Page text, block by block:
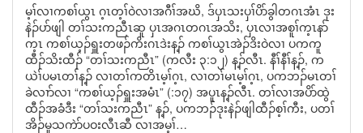
မ့ၢ်လၢကစၢ်ယွၤ ဂ့ၤတ့ၢ်ဝဲလၢအဂီၢ်အဃိ, ဒ်ပှၤသးပှၢ်ပိာ်ခွါတဂၤအံၤ ဒုး
နဲၣ်ပာ်ဖျါ တၢ်သးကညီၤဆူ ပှၤအဂၤတဂၤအသိး, ပှၤလၢအစူၢ်က့ၤနာ်
က့ၤ ကစၢ်ယ့ၣ်ရှူးတဖၣ်ကိးဂၤဒဲးန့ၣ် ကစၢ်ယွၤအဲၣ်ဒိးဝဲလၢ ပကကူ
ထီၣ်သိးထီၣ် “တၢ်သးကညီၤ” (ကလီး ၃:၁၂) န့ၣ်လီၤ. နီၢ်နီၢ်န့ၣ်, က
ယဲၢ်ပမၤတၢ်န့ၣ် လၢတၢ်ကတိၤမ့ၢ်ဂ့ၤ, လၢတၢ်မၤမ့ၢ်ဂ့ၤ, ပကဘၣ်မၤတၢ်
ခဲလၢာ်လၢ “ကစၢ်ယ့ၣ်ရှူးအမံၤ” (:၁၇) အပူၤန့ၣ်လီၤ. တၢ်လၢအပိာ်ထွဲ
ထီၣ်အခံဒီး “တၢ်သးကညီၤ” န့ၣ်, ပကဘၣ်ဒုးနဲၣ်ဖျါထီၣ်စ့ၢ်ကီး, ပတၢ်
အိၣ်မူသကဲာ်ပဝးလီၤဆီ လၢအမ့ၢ်…